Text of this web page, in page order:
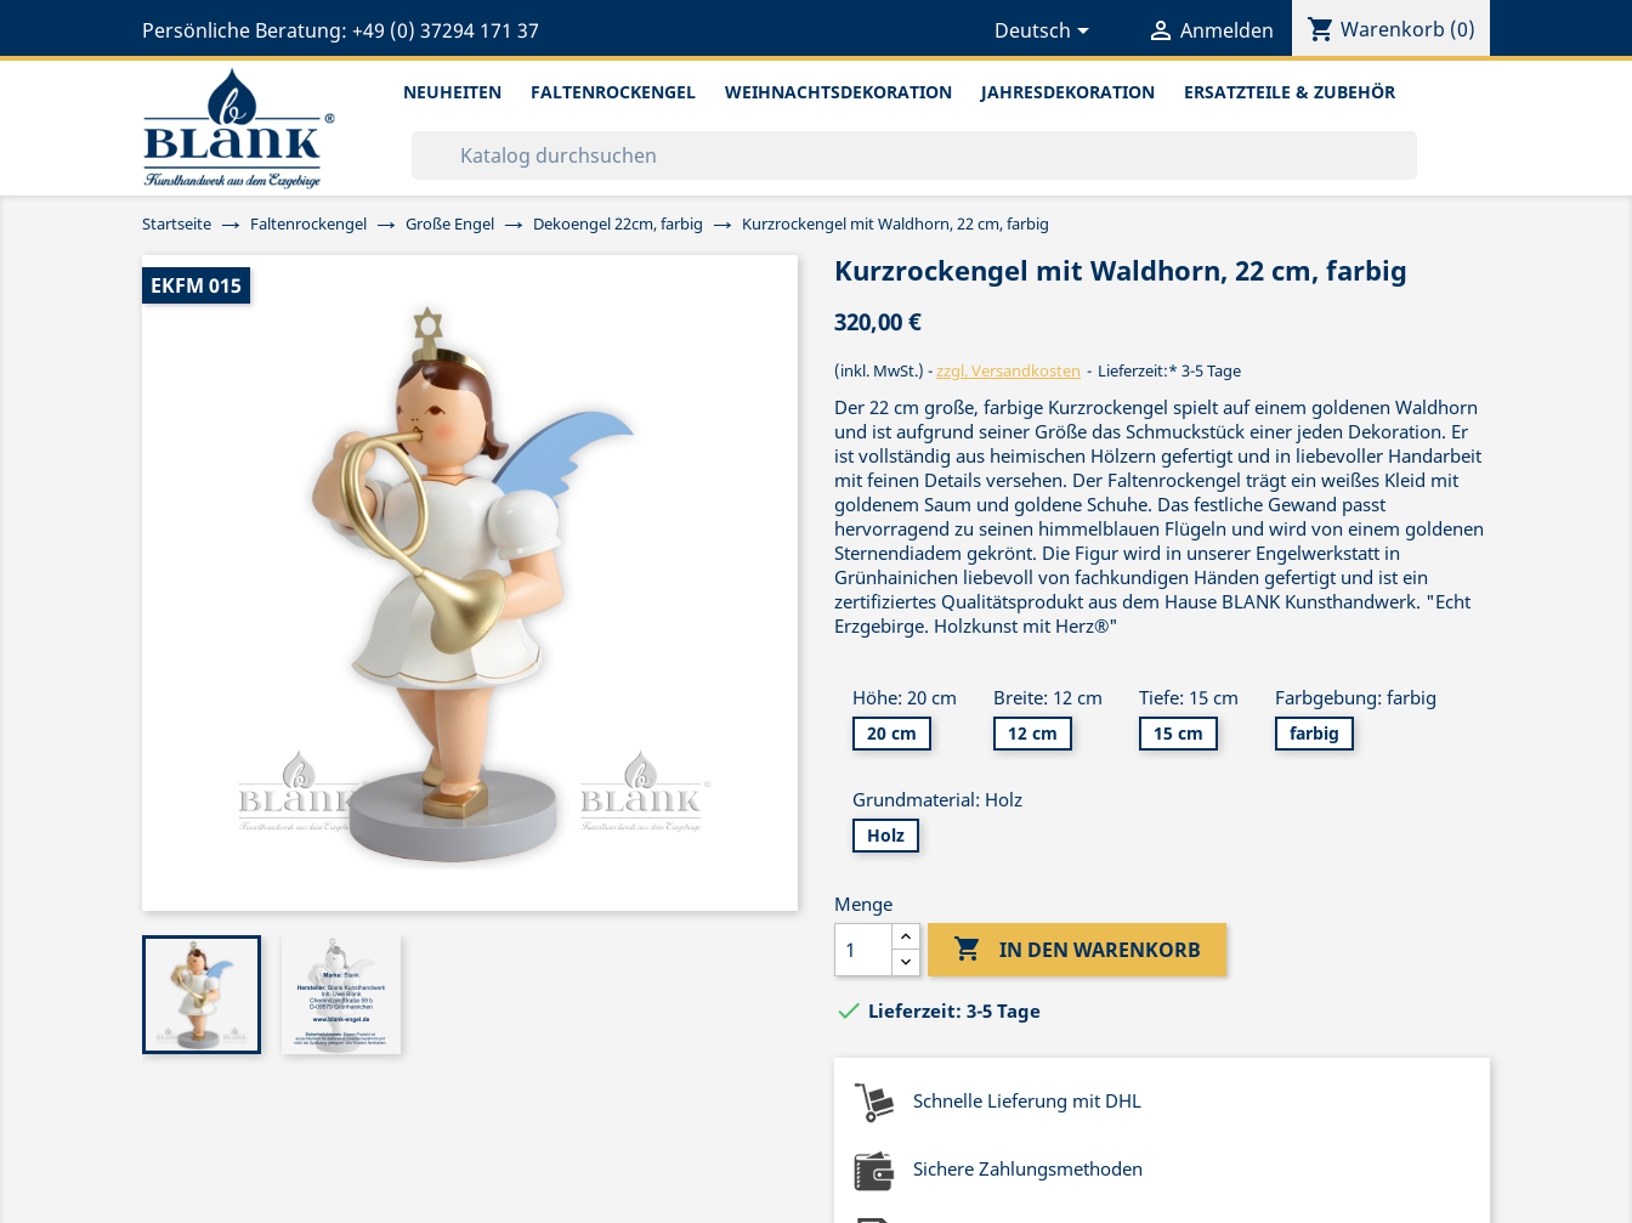
Persönliche Beratung: +49 (0) 37294 171 37 Deutsch  Anmelden shopping_cart Warenkorb (0)
NEUHEITEN FALTENROCKENGEL WEIHNACHTSDEKORATION JAHRESDEKORATION ERSATZTEILE & ZUBEHÖR
Startseite Faltenrockengel Große Engel Dekoengel 22cm, farbig Kurzrockengel mit Waldhorn, 22 cm, farbig
EKFM 015 Kurzrockengel mit Waldhorn, 22 cm, farbig
320,00 €
(inkl. MwSt.) zzgl. Versandkosten Lieferzeit:* 3-5 Tage
Der 22 cm große, farbige Kurzrockengel spielt auf einem goldenen Waldhorn
und ist aufgrund seiner Größe das Schmuckstück einer jeden Dekoration. Er
ist vollständig aus heimischen Hölzern gefertigt und in liebevoller Handarbeit
mit feinen Details versehen. Der Faltenrockengel trägt ein weißes Kleid mit
goldenem Saum und goldene Schuhe. Das festliche Gewand passt
hervorragend zu seinen himmelblauen Flügeln und wird von einem goldenen
Sternendiadem gekrönt. Die Figur wird in unserer Engelwerkstatt in
Grünhainichen liebevoll von fachkundigen Händen gefertigt und ist ein
zertifiziertes Qualitätsprodukt aus dem Hause BLANK Kunsthandwerk. "Echt
Erzgebirge. Holzkunst mit Herz®"
Höhe: 20 cm
20 cm
Breite: 12 cm
12 cm
Tiefe: 15 cm
15 cm
Farbgebung: farbig
farbig
Grundmaterial: Holz
Holz
Menge
 IN DEN WARENKORB
 Lieferzeit: 3-5 Tage
Schnelle Lieferung mit DHL
Sichere Zahlungsmethoden